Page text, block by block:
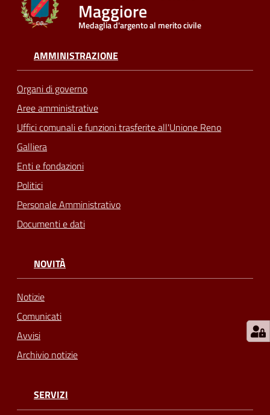
Seguici
Maggiore
Medaglia d'argento al merito civile
AMMINISTRAZIONE
Organi di governo
Aree amministrative
Uffici comunali e funzioni trasferite all'Unione Reno
Galliera
Enti e fondazioni
Politici
Personale Amministrativo
Documenti e dati
NOVITÀ
Notizie
Comunicati
Avvisi
Archivio notizie
SERVIZI